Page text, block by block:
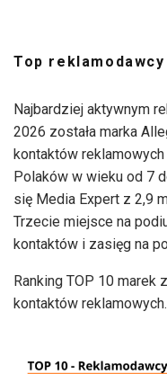
Top
Najbardziej aktywnym
2026 została marka
kontaktów
Polaków w wieku od 7
się Media Expert z 2,9
Trzecie miejsce na
kontaktów i zasięg na
Ranking TOP 10 marek
kontaktów reklamowych.